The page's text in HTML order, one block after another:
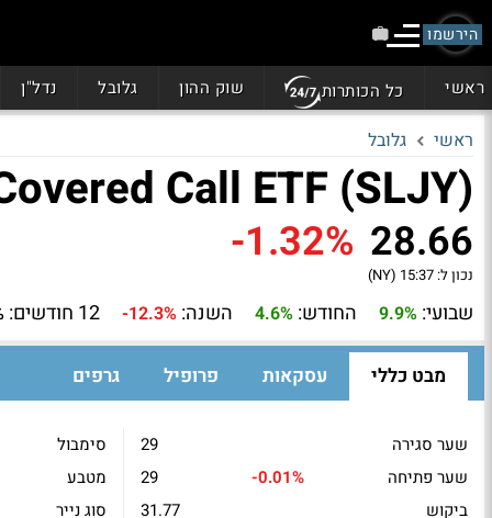
הירשמו
ראשי כל הכותרות שוק ההון גלובל נדל"ן
ראשי גלובל
Call ETF (SLJY)
28.66
-1.32%
נכון ל: 15:37 (NY)
שבועי: 9.9% החודש: 4.6% השנה: -12.3% 12 חודשים:
מבט כללי עסקאות פרופיל גרפים
שער סגירה
29
שער פתיחה
-0.01%
29
ביקוש
31.77
סימבול
מטבע
סוג נייר